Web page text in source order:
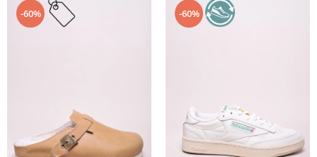
-60% -60%